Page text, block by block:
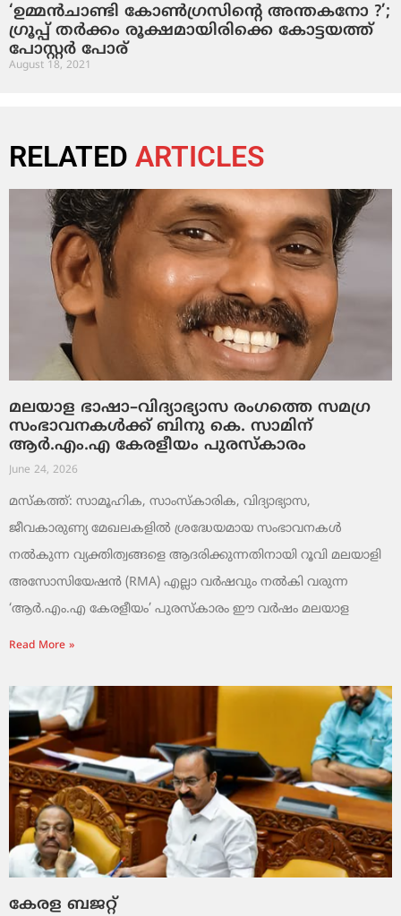
‘ഉമ്മന്‍ചാണ്ടി കോണ്‍ഗ്രസിന്റെ അന്തകനോ ?’;
ഗ്രൂപ്പ് തര്‍ക്കം രൂക്ഷമായിരിക്കെ കോട്ടയത്ത്
പോസ്റ്റര്‍ പോര്
August 18, 2021
RELATED ARTICLES
മലയാള ഭാഷാ–വിദ്യാഭ്യാസ രംഗത്തെ സമഗ്ര
സംഭാവനകൾക്ക് ബിനു കെ. സാമിന്
ആർ.എം.എ കേരളീയം പുരസ്‌കാരം
June 24, 2026
മസ്കത്ത്: സാമൂഹിക, സാംസ്‌കാരിക, വിദ്യാഭ്യാസ,
ജീവകാരുണ്യ മേഖലകളിൽ ശ്രദ്ധേയമായ സംഭാവനകൾ
നൽകുന്ന വ്യക്തിത്വങ്ങളെ ആദരിക്കുന്നതിനായി റൂവി മലയാളി
അസോസിയേഷൻ (RMA) എല്ലാ വർഷവും നൽകി വരുന്ന
‘ആർ.എം.എ കേരളീയം’ പുരസ്‌കാരം ഈ വർഷം മലയാള
Read More »
കേരള ബജറ്റ്